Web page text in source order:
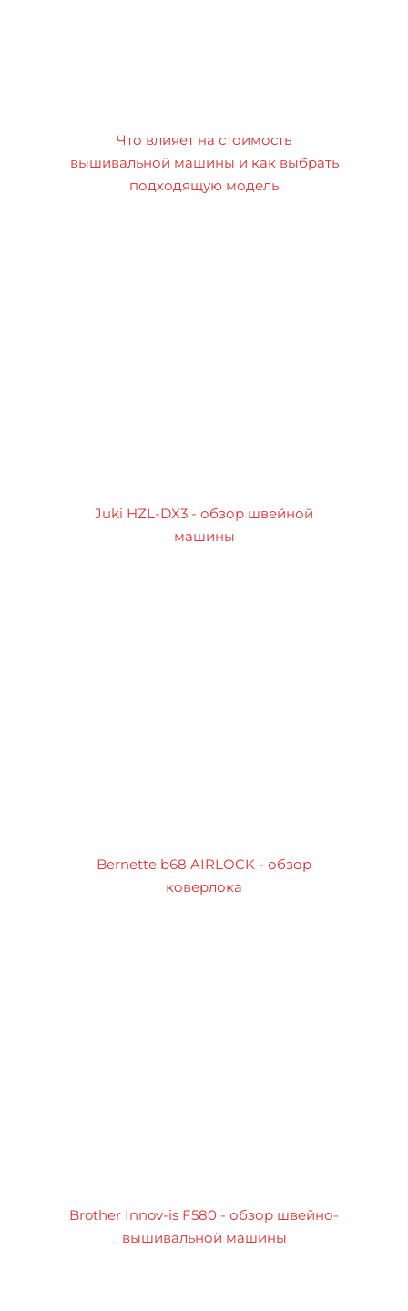
Что влияет на стоимость
вышивальной машины и как выбрать
подходящую модель
Juki HZL-DX3 - обзор швейной
машины
Bernette b68 AIRLOCK - обзор
коверлока
Brother Innov-is F580 - обзор швейно-
вышивальной машины